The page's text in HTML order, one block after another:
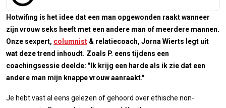
Hotwifing is het idee dat een man opgewonden raakt wanneer
zijn vrouw seks heeft met een andere man of meerdere mannen.
Onze sexpert, columnist & relatiecoach, Jorna Wierts legt uit
wat deze trend inhoudt. Zoals P. eens tijdens een
coachingsessie deelde: "Ik krijg een harde als ik zie dat een
andere man mijn knappe vrouw aanraakt."
Je hebt vast al eens gelezen of gehoord over ethische non-